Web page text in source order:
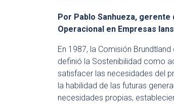
Por Pablo Sanhueza, gerente
Operacional en Empresas
En 1987, la Comisión
definió la Sostenibilidad como
satisfacer las necesidades del
la habilidad de las futuras
necesidades propias,